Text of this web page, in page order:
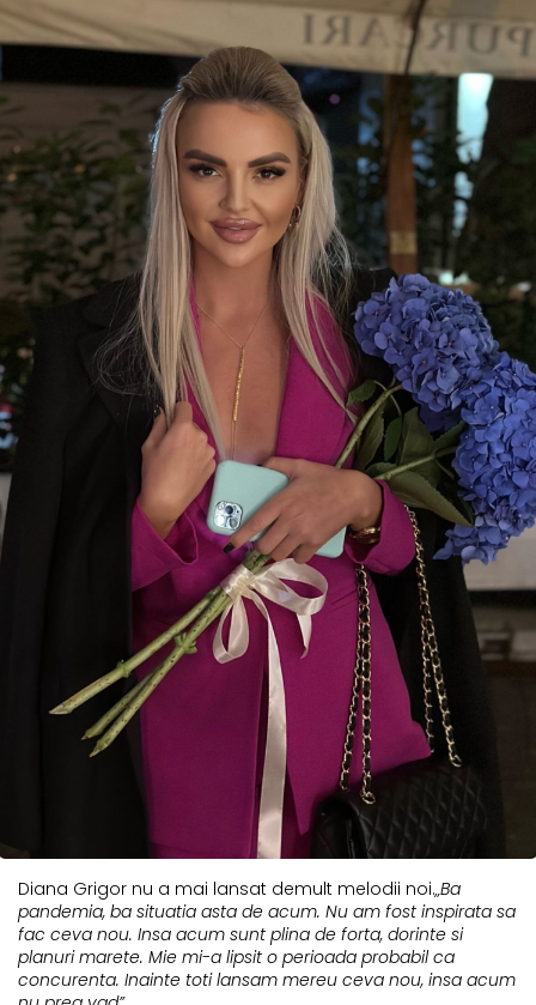
Diana Grigor nu a mai lansat demult melodii noi.„Ba
pandemia, ba situatia asta de acum. Nu am fost inspirata sa
fac ceva nou. Insa acum sunt plina de forta, dorinte si
planuri marete. Mie mi-a lipsit o perioada probabil ca
concurenta. Inainte toti lansam mereu ceva nou, insa acum